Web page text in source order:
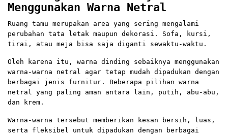
Menggunakan Warna Netral
Ruang tamu merupakan area yang sering mengalami
perubahan tata letak maupun dekorasi. Sofa, kursi,
tirai, atau meja bisa saja diganti sewaktu-waktu.
Oleh karena itu, warna dinding sebaiknya menggunakan
warna-warna netral agar tetap mudah dipadukan dengan
berbagai jenis furnitur. Beberapa pilihan warna
netral yang paling aman antara lain, putih, abu-abu,
dan krem.
Warna-warna tersebut memberikan kesan bersih, luas,
serta fleksibel untuk dipadukan dengan berbagai